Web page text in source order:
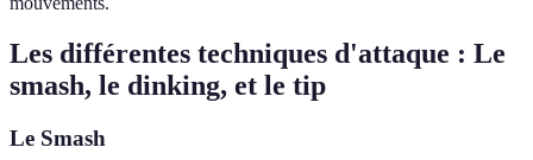
Les différentes techniques d'attaque : Le
smash, le dinking, et le tip
Le Smash